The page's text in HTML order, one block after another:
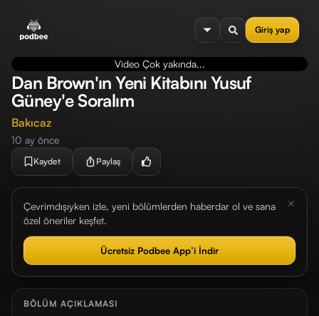
Giriş yap
menu
Video Çok yakında...
Dan Brown'ın Yeni Kitabını Yusuf
Güney'e Soralım
Bakıcaz
10 ay önce
Kaydet Paylaş
Çevrimdışıyken izle, yeni bölümlerden haberdar ol ve sana
özel öneriler keşfet.
Ücretsiz Podbee App’i İndir
BÖLÜM AÇIKLAMASI